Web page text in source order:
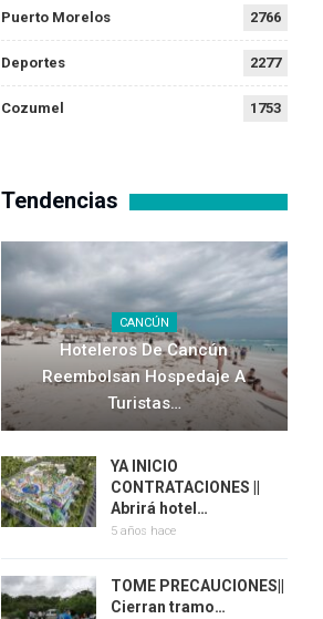
Puerto Morelos 2766
Deportes 2277
Cozumel 1753
Tendencias
CANCÚN
Hoteleros De Cancún
Reembolsan Hospedaje A
Turistas…
YA INICIO
CONTRATACIONES ||
Abrirá hotel…
5 años hace
TOME PRECAUCIONES||
Cierran tramo…